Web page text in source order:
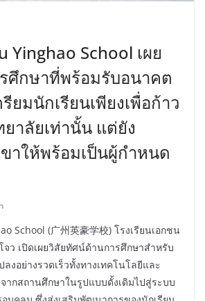
Yinghao School เผย
ศึกษาที่พร้อมรับอนาคต
รียมนักเรียนเพียงเพื่อก้าว
าลัยเท่านั้น แต่ยัง
าให้พร้อมเป็นผู้กำหนด
School (广州英豪学校) โรงเรียนเอกชน
จว เปิดเผยวิสัยทัศน์ด้านการศึกษาสำหรับ
งอย่างรวดเร็วทั้งทางเทคโนโลยีและ
ากสถานศึกษาในรูปแบบดั้งเดิมไปสู่ระบบ